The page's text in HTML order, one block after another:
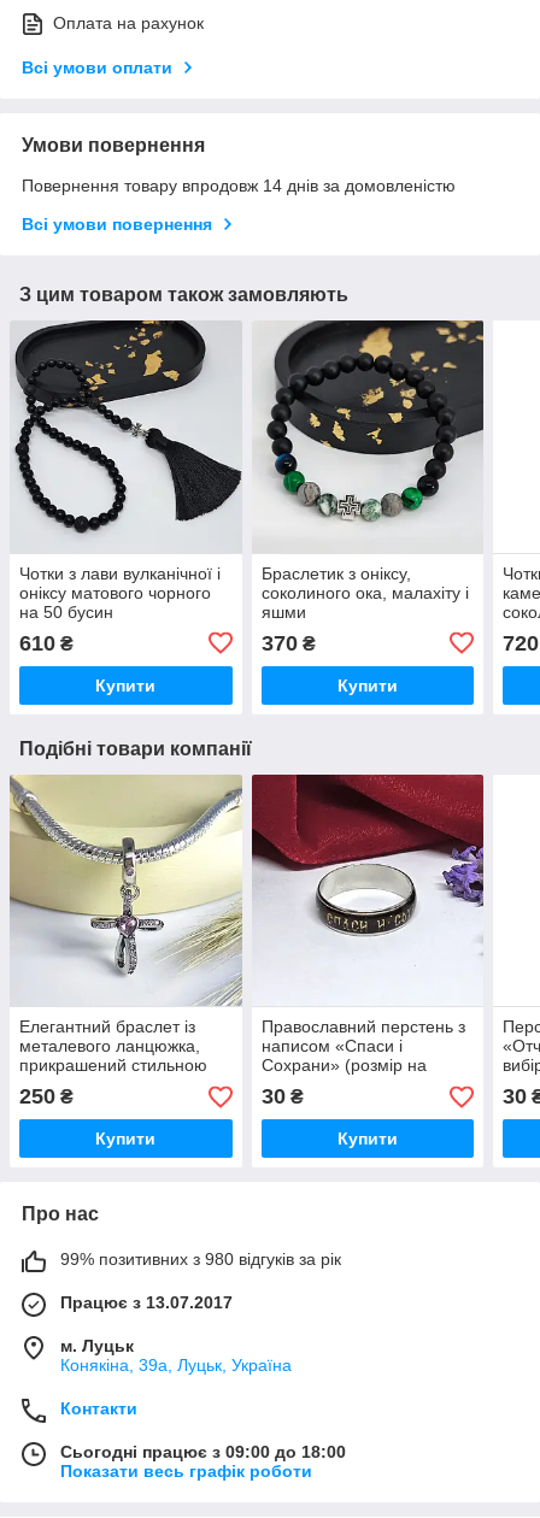
Оплата на рахунок
Всі умови оплати
Умови повернення
Повернення товару впродовж 14 днів за домовленістю
Всі умови повернення
З цим товаром також замовляють
Чотки з лави вулканічної і
оніксу матового чорного
на 50 бусин
610 ₴
Купити
Браслетик з оніксу,
соколиного ока, малахіту і
яшми
370₴
Купити
720
Подібні товари компанії
Елегантний браслет із
металевого ланцюжка,
прикрашений стильною
підвіскою хрестика з
серцем
250 ₴
Купити
Православний перстень з
написом «Спаси і
Сохрани» (розмір на
вибір)
30₴
Купити
30
Про нас
99% позитивних з 980 відгуків за рік
Працює з 13.07.2017
м. Луцьк
Конякіна, 39а, Луцьк, Україна
Контакти
Сьогодні працює з 09:00 до 18:00
Показати весь графік роботи